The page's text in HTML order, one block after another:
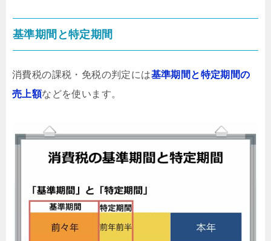
基準期間と特定期間
消費税の課税・免税の判定には基準期間と特定期間の
売上額などを使います。